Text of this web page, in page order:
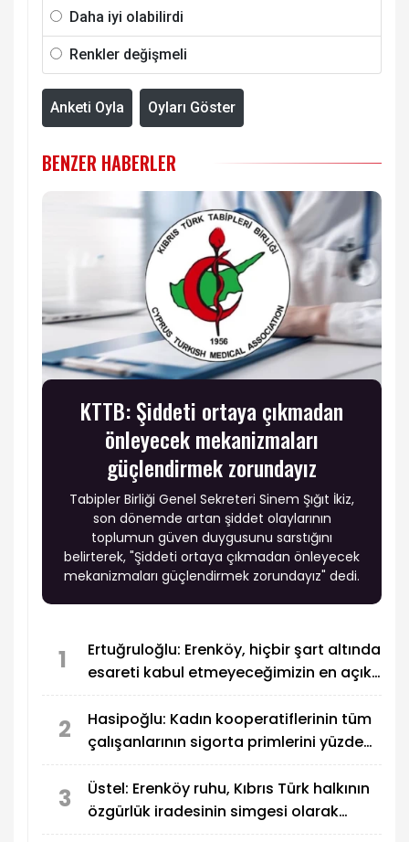
Daha iyi olabilirdi
Renkler değişmeli
Anketi Oyla Oyları Göster
BENZER HABERLER
KTTB: Şiddeti ortaya çıkmadan
önleyecek mekanizmaları
güçlendirmek zorundayız
Tabipler Birliği Genel Sekreteri Sinem Şığıt İkiz,
son dönemde artan şiddet olaylarının
toplumun güven duygusunu sarstığını
belirterek, "Şiddeti ortaya çıkmadan önleyecek
mekanizmaları güçlendirmek zorundayız" dedi.
1
Ertuğruloğlu: Erenköy, hiçbir şart altında
esareti kabul etmeyeceğimizin en açık
2
Hasipoğlu: Kadın kooperatiflerinin tüm
çalışanlarının sigorta primlerini yüzde
3
Üstel: Erenköy ruhu, Kıbrıs Türk halkının
özgürlük iradesinin simgesi olarak